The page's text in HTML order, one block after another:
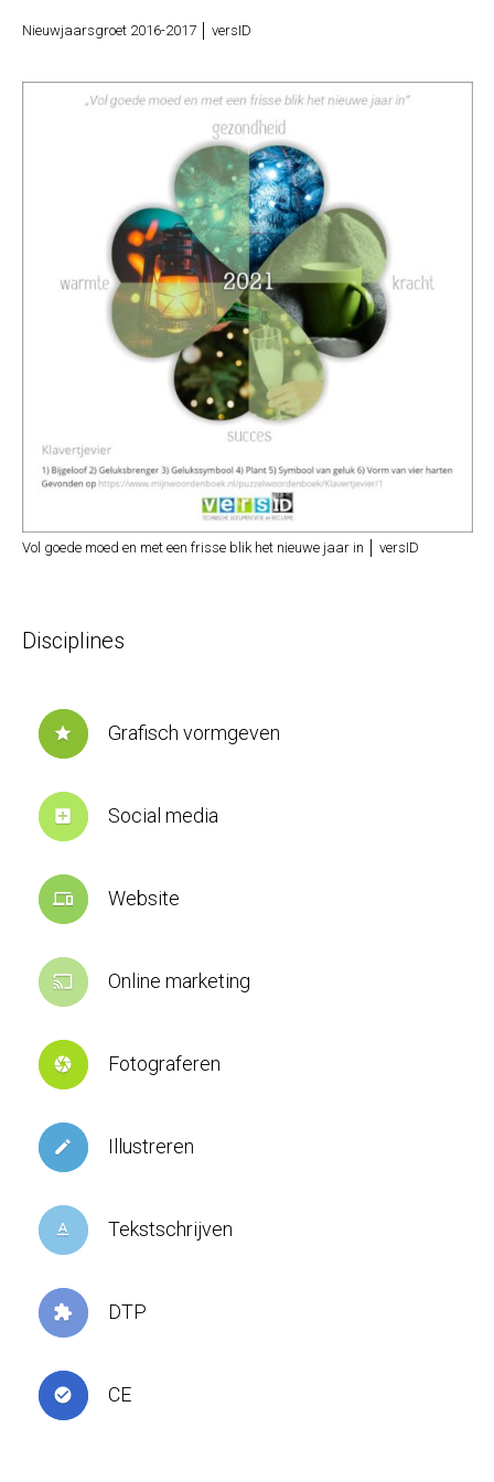
Nieuwjaarsgroet 2016-2017 │ versID
Vol goede moed en met een frisse blik het nieuwe jaar in │ versID
Disciplines
star Grafisch vormgeven
add_box Social media
devices Website
cast Online marketing
camera Fotograferen
create Illustreren
text_format Tekstschrijven
extension DTP
check_circle CE